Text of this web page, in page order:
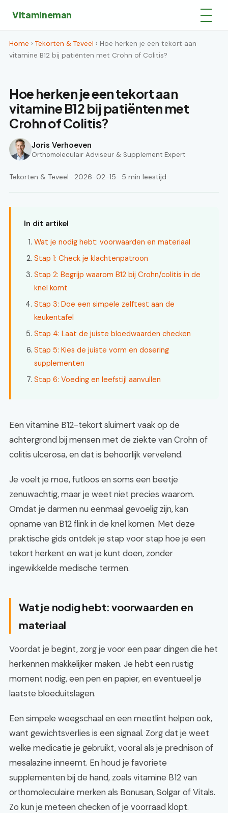
Vitamineman
Home › Tekorten & Teveel › Hoe herken je een tekort aan
vitamine B12 bij patiënten met Crohn of Colitis?
Hoe herken je een tekort aan
vitamine B12 bij patiënten met
Crohn of Colitis?
Joris Verhoeven
Orthomoleculair Adviseur & Supplement Expert
Tekorten & Teveel · 2026-02-15 · 5 min leestijd
In dit artikel
Wat je nodig hebt: voorwaarden en materiaal
Stap 1: Check je klachtenpatroon
Stap 2: Begrijp waarom B12 bij Crohn/colitis in de
knel komt
Stap 3: Doe een simpele zelftest aan de
keukentafel
Stap 4: Laat de juiste bloedwaarden checken
Stap 5: Kies de juiste vorm en dosering
supplementen
Stap 6: Voeding en leefstijl aanvullen
Een vitamine B12-tekort sluimert vaak op de
achtergrond bij mensen met de ziekte van Crohn of
colitis ulcerosa, en dat is behoorlijk vervelend.
Je voelt je moe, futloos en soms een beetje
zenuwachtig, maar je weet niet precies waarom.
Omdat je darmen nu eenmaal gevoelig zijn, kan
opname van B12 flink in de knel komen. Met deze
praktische gids ontdek je stap voor stap hoe je een
tekort herkent en wat je kunt doen, zonder
ingewikkelde medische termen.
Wat je nodig hebt: voorwaarden en
materiaal
Voordat je begint, zorg je voor een paar dingen die het
herkennen makkelijker maken. Je hebt een rustig
moment nodig, een pen en papier, en eventueel je
laatste bloeduitslagen.
Een simpele weegschaal en een meetlint helpen ook,
want gewichtsverlies is een signaal. Zorg dat je weet
welke medicatie je gebruikt, vooral als je prednison of
mesalazine inneemt. En houd je favoriete
supplementen bij de hand, zoals vitamine B12 van
orthomoleculaire merken als Bonusan, Solgar of Vitals.
Zo kun je meteen checken of je voorraad klopt.